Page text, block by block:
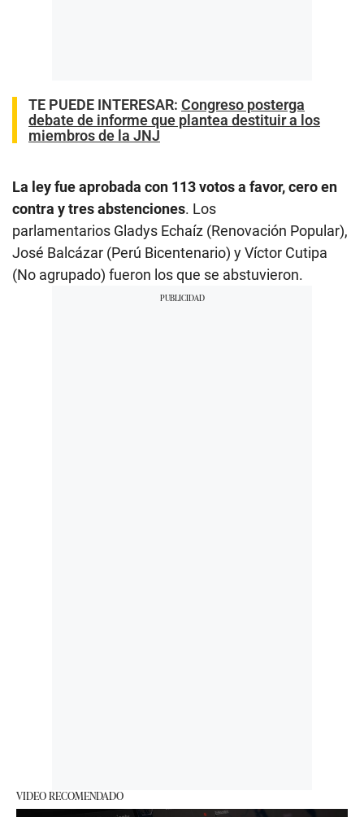
TE PUEDE INTERESAR: Congreso posterga
debate de informe que plantea destituir a los
miembros de la JNJ
La ley fue aprobada con 113 votos a favor, cero en
contra y tres abstenciones. Los
parlamentarios Gladys Echaíz (Renovación Popular),
José Balcázar (Perú Bicentenario) y Víctor Cutipa
(No agrupado) fueron los que se abstuvieron.
VIDEO RECOMENDADO